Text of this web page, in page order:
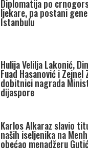
Diplomatija po
ljekare, pa postani
Istanbulu
Hulija Velilja Lakonić,
Fuad Hasanović i Zejnel
dobitnici nagrada
dijaspore
Karlos Alkaraz slavio
naših iseljenika na
obećao menadžeru